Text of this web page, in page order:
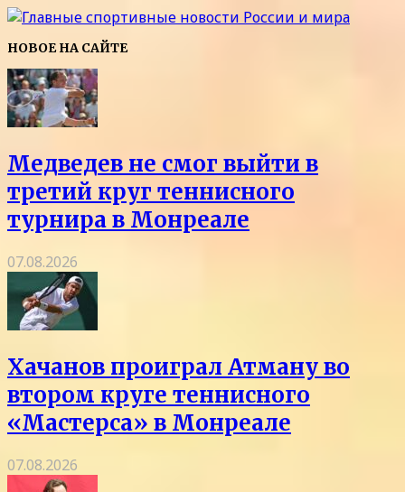
НОВОЕ НА САЙТЕ
Медведев не смог выйти в
третий круг теннисного
турнира в Монреале
07.08.2026
Хачанов проиграл Атману во
втором круге теннисного
«Мастерса» в Монреале
07.08.2026